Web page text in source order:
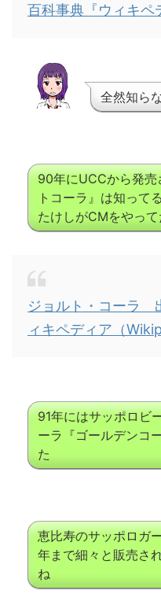
百科事典『ウィキペ
全然知ら
90年にUCCから発売
トコーラ』は知って
たけしがCMをやって
ジョルト・コーラ
ィキペディア（
91年にはサッポロビ
ーラ『ゴールデンコ
た
恵比寿のサッポロガ
年まで細々と販売さ
ね